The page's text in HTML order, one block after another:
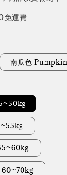
免運費
南瓜色 Pumpkin
60~70kg